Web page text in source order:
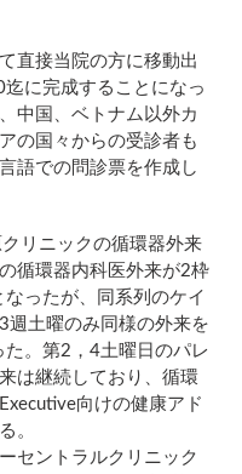
直接当院の方に移動出
に完成することになっ
中国、ベトナム以外カ
の国々からの受診者も
語での問診票を作成し
リニックの循環器外来
循環器内科医外来が2枠
ったが、同系列のケイ
週土曜のみ同様の外来を
。第2，4土曜日のパレ
は継続しており、循環
向けの健康アド
。
セントラルクリニック